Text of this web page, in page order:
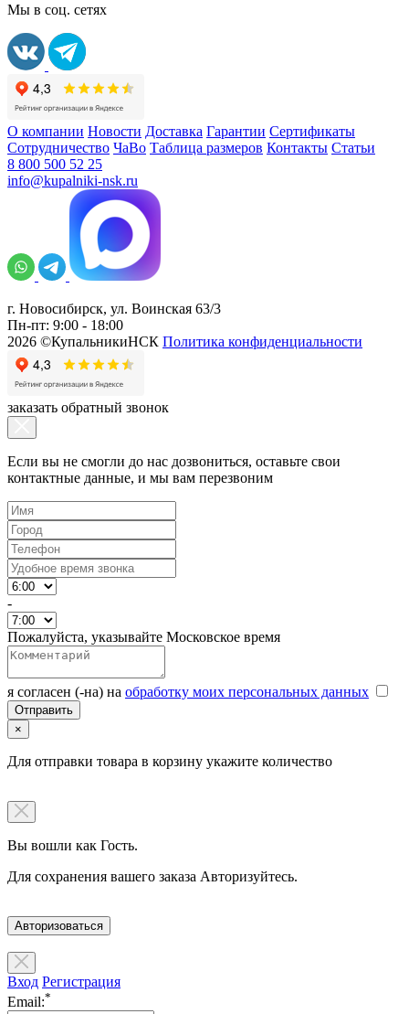
Мы в соц. сетях
О компании Новости Доставка Гарантии Сертификаты
Сотрудничество ЧаВо Таблица размеров Контакты Статьи
8 800 500 52 25
info@kupalniki-nsk.ru
г. Новосибирск, ул. Воинская 63/3
Пн-пт: 9:00 - 18:00
2026 ©КупальникиНСК Политика конфиденциальности
заказать обратный звонок
Если вы не смогли до нас дозвониться, оставьте свои
контактные данные, и мы вам перезвоним
-
Пожалуйста, указывайте Московское время
я согласен (-на) на обработку моих персональных данных
×
Для отправки товара в корзину укажите количество
Вы вошли как Гость.
Для сохранения вашего заказа Авторизуйтесь.
Авторизоваться
Вход Регистрация
Email:*